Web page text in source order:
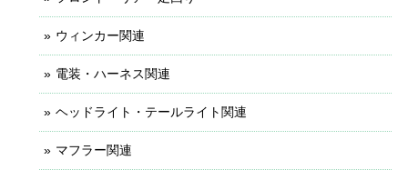
ウィンカー関連
電装・ハーネス関連
ヘッドライト・テールライト関連
マフラー関連